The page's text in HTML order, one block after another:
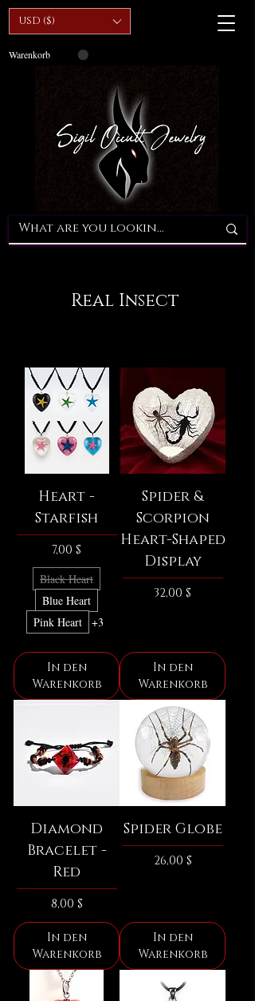
USD ($)
Warenkorb
Real Insect
Heart -
Starfish
Preis
7,00 $
Black Heart
Blue Heart
Pink Heart
+3
In den
Warenkorb
Spider &
Scorpion
Heart-Shaped
Display
Preis
32,00 $
In den
Warenkorb
Diamond
Bracelet -
Red
Preis
8,00 $
In den
Warenkorb
Spider Globe
Preis
26,00 $
In den
Warenkorb